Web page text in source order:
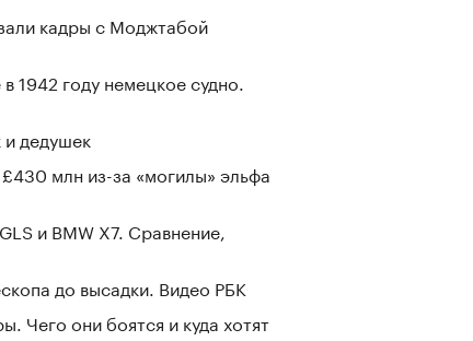
кадры с Моджтабой
году немецкое судно.
и дедушек
млн из-за «могилы» эльфа
и BMW X7. Сравнение,
до высадки. Видео РБК
Чего они боятся и куда хотят